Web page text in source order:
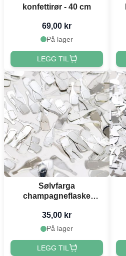
konfettirør - 40 cm
69,00 kr
På lager
LEGG TIL
Sølvfarga
champagneflaske
35,00 kr
På lager
LEGG TIL